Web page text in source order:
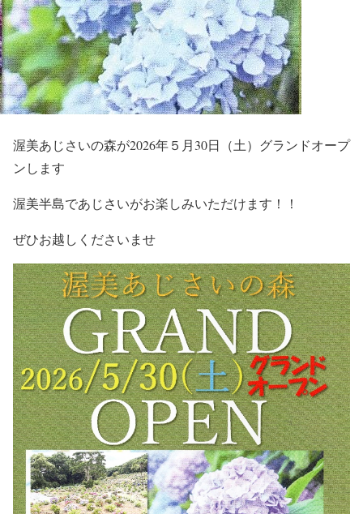
渥美あじさいの森が2026年５月30日（土）グランドオープ
ンします
渥美半島であじさいがお楽しみいただけます！！
ぜひお越しくださいませ